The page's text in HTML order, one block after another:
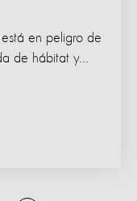
en peligro de
de hábitat y...